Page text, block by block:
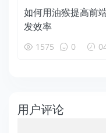
如何用油猴提高前
发效率
1575 0
用户评论